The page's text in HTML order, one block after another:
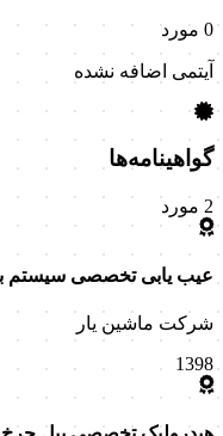
0 مورد
آیتمی اضافه نشده
گواهینامه‌ها
2 مورد
عیب یابی تخصصی سیستم
شرکت ماشین یار
1398